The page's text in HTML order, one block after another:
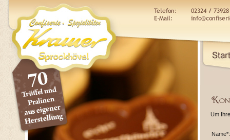
Um
Name*: